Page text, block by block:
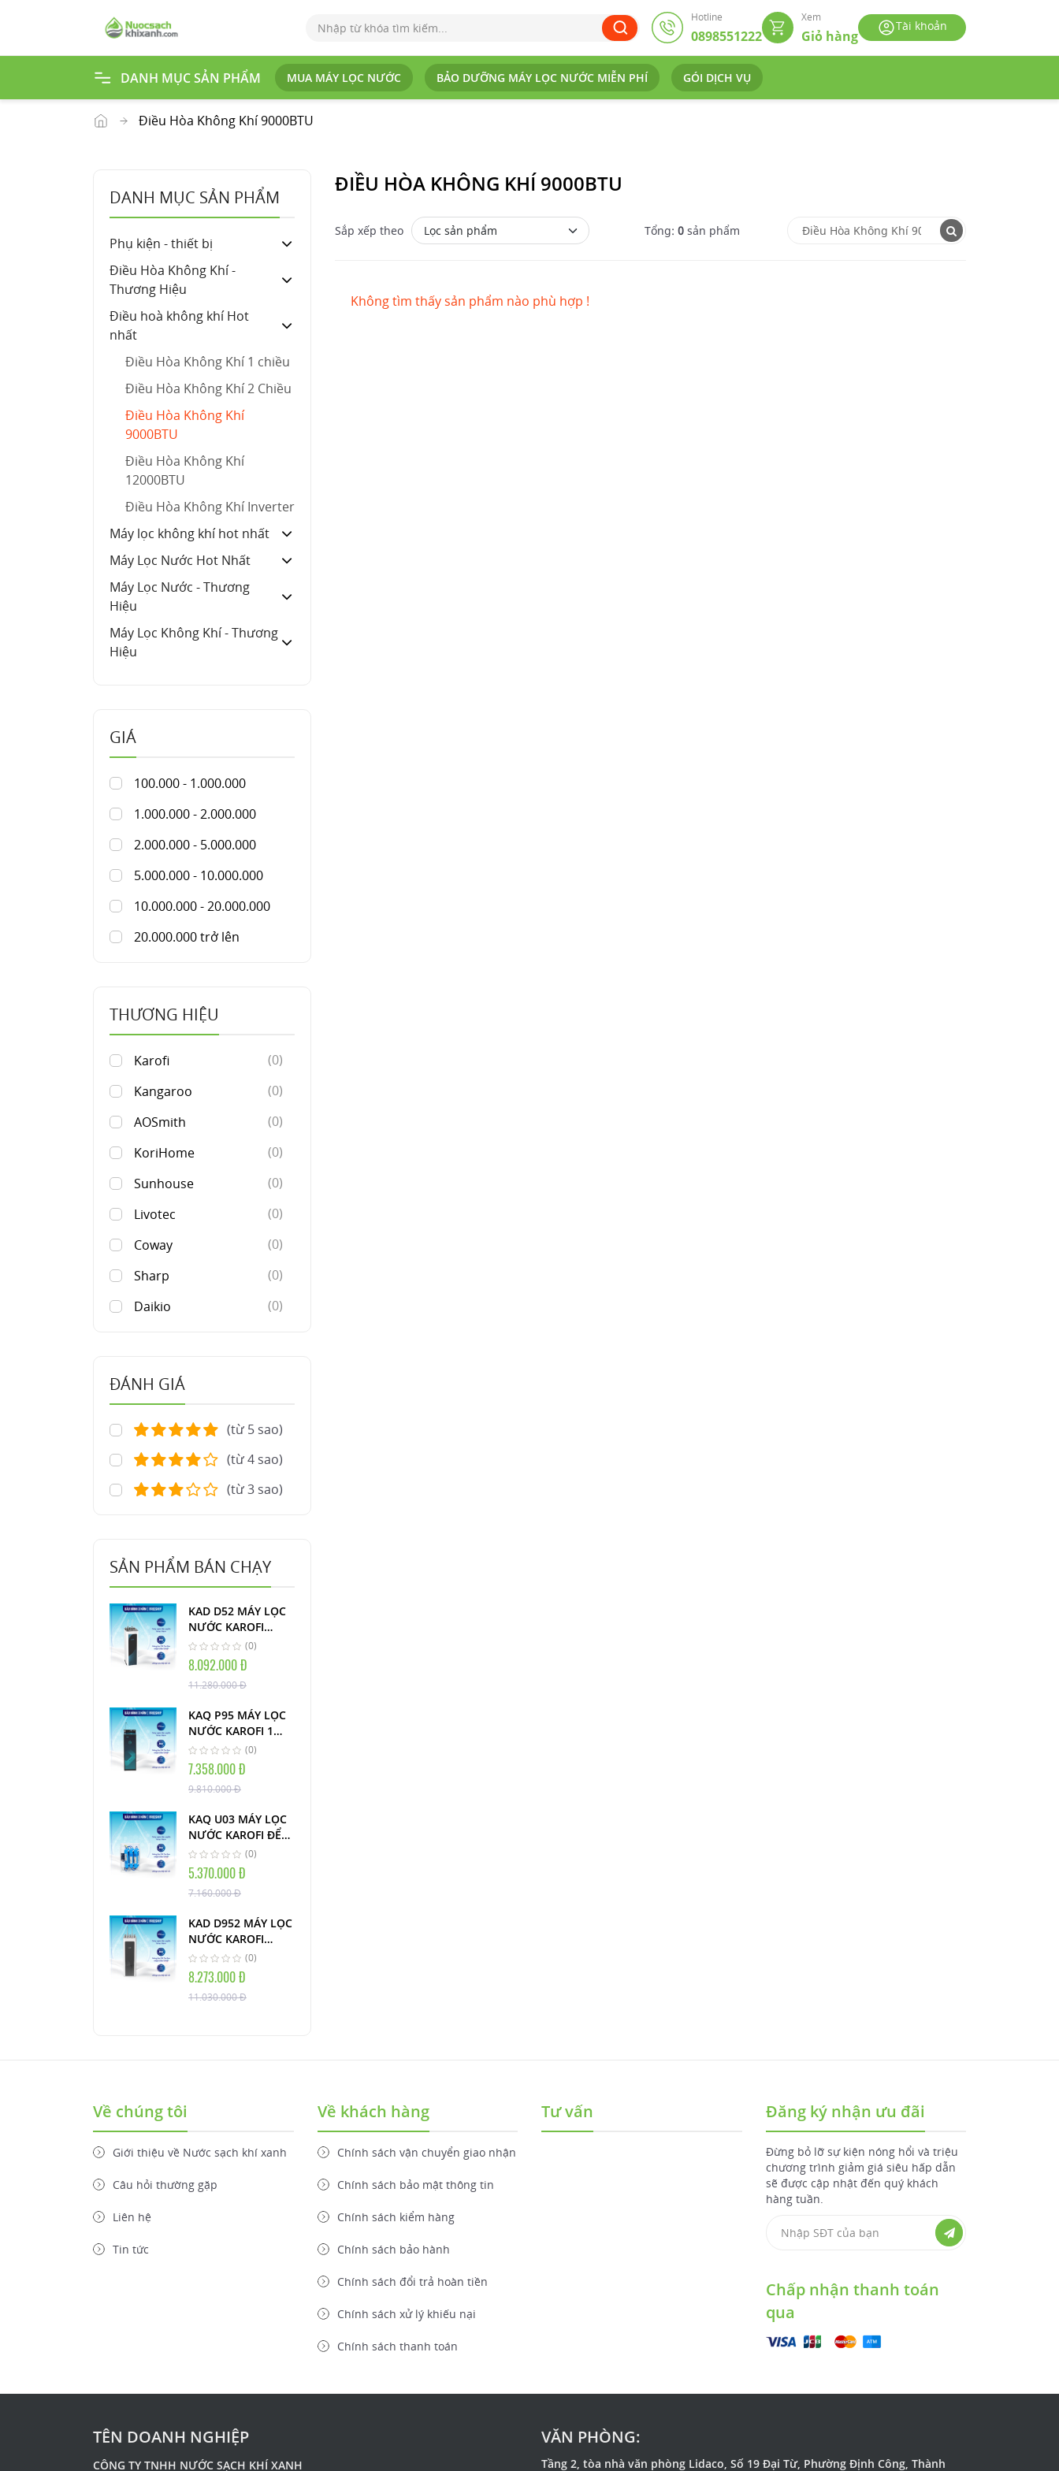
Hotline
0898551222
Xem
Giỏ hàng
Tài khoản
DANH MỤC SẢN PHẨM MUA MÁY LỌC NƯỚC BẢO DƯỠNG MÁY LỌC NƯỚC MIỄN PHÍ GÓI DỊCH VỤ
ều
kh
ôn
g
Điều Hòa Không Khí 9000BTU
DANH MỤC SẢN PHẨM
Phụ kiện - thiết bị
Điều Hòa Không Khí -
Thương Hiệu
Điều hoà không khí Hot
nhất
Điều Hòa Không Khí 1 chiều
Điều Hòa Không Khí 2 Chiều
Điều Hòa Không Khí
9000BTU
Điều Hòa Không Khí
12000BTU
Điều Hòa Không Khí Inverter
Máy lọc không khí hot nhất
Máy Lọc Nước Hot Nhất
Máy Lọc Nước - Thương
Hiệu
Máy Lọc Không Khí - Thương
Hiệu
GIÁ
100.000 - 1.000.000
1.000.000 - 2.000.000
2.000.000 - 5.000.000
5.000.000 - 10.000.000
10.000.000 - 20.000.000
20.000.000 trở lên
THƯƠNG HIỆU
Karofi
(0)
Kangaroo
(0)
AOSmith
(0)
KoriHome
(0)
Sunhouse
(0)
Livotec
(0)
Coway
(0)
Sharp
(0)
Daikio
(0)
ĐÁNH GIÁ
(từ 5 sao)
(từ 4 sao)
(từ 3 sao)
SẢN PHẨM BÁN CHẠY
KAD D52 MÁY LỌC
NƯỚC KAROFI
NÓNG LẠNH
AIOTEC THÔNG
MINH
(0)
8.092.000 Đ
11.280.000 Đ
KAQ P95 MÁY LỌC
NƯỚC KAROFI 1
VÒI AIOTEC THÔNG
MINH
(0)
7.358.000 Đ
9.810.000 Đ
KAQ U03 MÁY LỌC
NƯỚC KAROFI ĐỂ
GẦM TỦ
(0)
5.370.000 Đ
7.160.000 Đ
KAD D952 MÁY LỌC
NƯỚC KAROFI
NÓNG LẠNH CHIP
(0)
8.273.000 Đ
11.030.000 Đ
ĐIỀU HÒA KHÔNG KHÍ 9000BTU
Sắp xếp theo Tổng: 0sản phẩm
Không tìm thấy sản phẩm nào phù hợp !
Về chúng tôi
Giới thiệu về Nước sạch khí xanh
Câu hỏi thường gặp
Liên hệ
Tin tức
Về khách hàng
Chính sách vận chuyển giao nhận
Chính sách bảo mật thông tin
Chính sách kiểm hàng
Chính sách bảo hành
Chính sách đổi trả hoàn tiền
Chính sách xử lý khiếu nại
Chính sách thanh toán
Tư vấn Đăng ký nhận ưu đãi
Đừng bỏ lỡ sự kiện nóng hổi và triệu
chương trình giảm giá siêu hấp dẫn
sẽ được cập nhật đến quý khách
hàng tuần.
Chấp nhận thanh toán
qua
TÊN DOANH NGHIỆP
CÔNG TY TNHH NƯỚC SẠCH KHÍ XANH
VĂN PHÒNG:
Tầng 2, tòa nhà văn phòng Lidaco, Số 19 Đại Từ, Phường Định Công, Thành